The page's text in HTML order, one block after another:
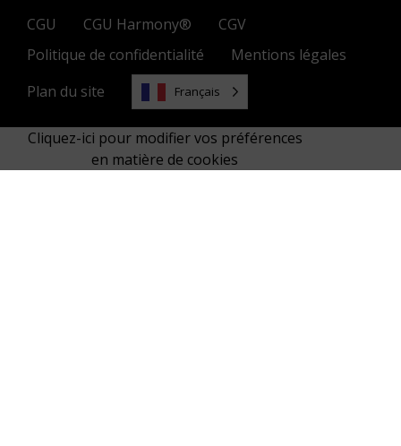
CGU
CGU Harmony®
CGV
Politique de confidentialité
Mentions légales
Plan du site
Français
Cliquez-ici pour modifier vos préférences
en matière de cookies